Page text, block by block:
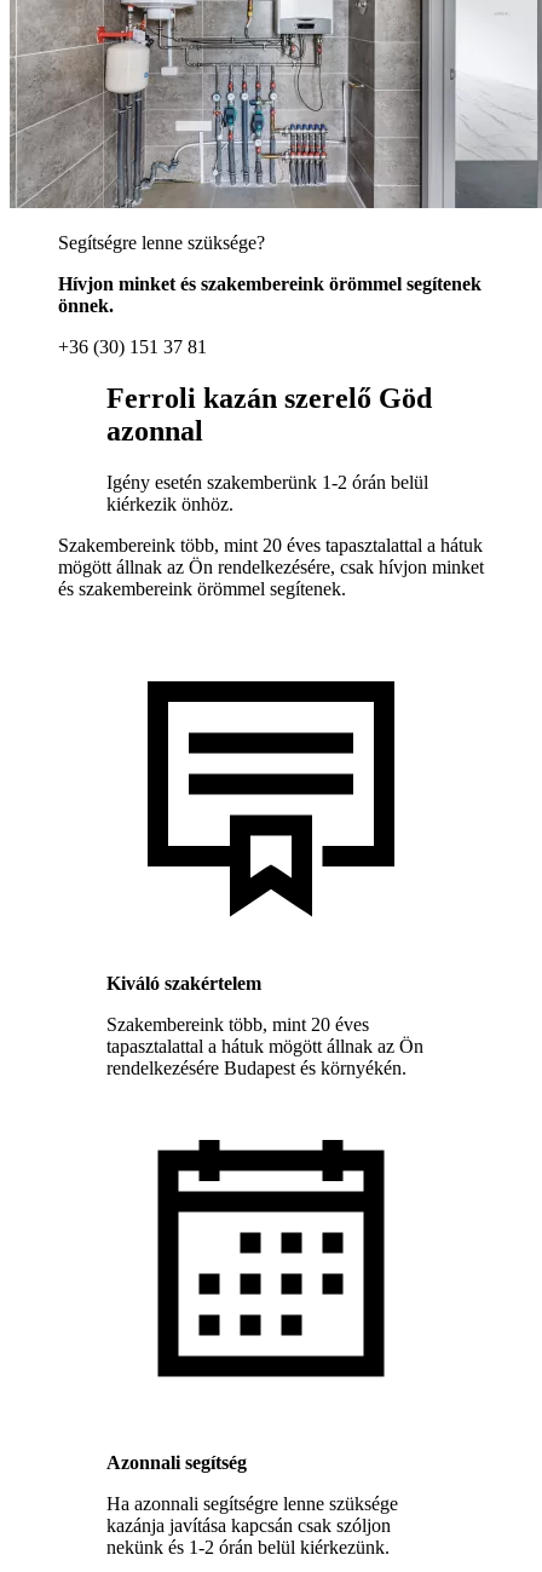
Segítségre lenne szüksége?
Hívjon minket és szakembereink örömmel segítenek
önnek.
+36 (30) 151 37 81
Ferroli kazán szerelő Göd
azonnal
Igény esetén szakemberünk 1-2 órán belül
kiérkezik önhöz.
Szakembereink több, mint 20 éves tapasztalattal a hátuk
mögött állnak az Ön rendelkezésére, csak hívjon minket
és szakembereink örömmel segítenek.
Kiváló szakértelem
Szakembereink több, mint 20 éves
tapasztalattal a hátuk mögött állnak az Ön
rendelkezésére Budapest és környékén.
Azonnali segítség
Ha azonnali segítségre lenne szüksége
kazánja javítása kapcsán csak szóljon
nekünk és 1-2 órán belül kiérkezünk.